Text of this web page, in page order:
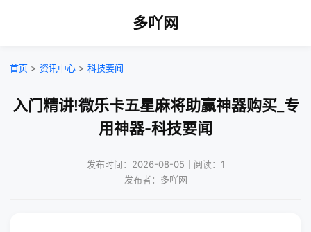
多吖网
首页 > 资讯中心 > 科技要闻
入门精讲!微乐卡五星麻将助赢神器购买_专
用神器-科技要闻
发布时间：2026-08-05｜阅读：1
发布者：多吖网